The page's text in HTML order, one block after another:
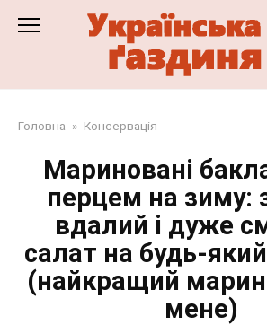
Головна » Консервація
Мариновані
перцем на зиму:
вдалий і дуже
салат на будь-
(найкращий
мене)